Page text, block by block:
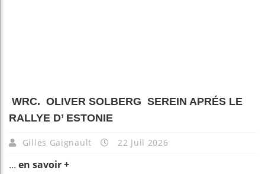
WRC. OLIVER SOLBERG SEREIN APRÉS LE
RALLYE D’ ESTONIE
Gilles Gaignault 22 Juil 2026
... en savoir +